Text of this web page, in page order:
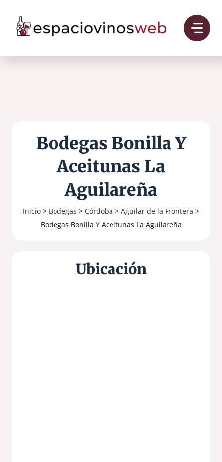
contenido
Bodegas Bonilla Y
Aceitunas La
Aguilareña
Inicio > Bodegas > Córdoba > Aguilar de la Frontera >
Bodegas Bonilla Y Aceitunas La Aguilareña
Ubicación